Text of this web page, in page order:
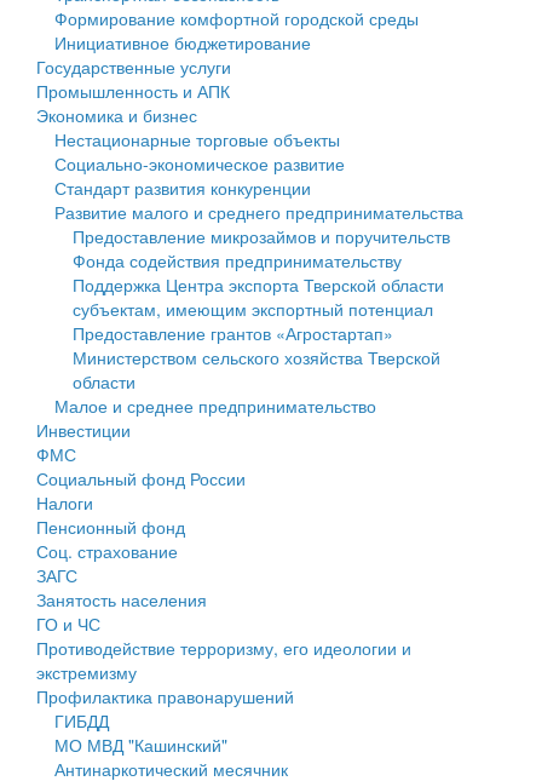
Государственные услуги
Промышленность и АПК
Экономика и бизнес
Символика
Устав
Гостям округа
Туризм
Культура
Образование
Здравоохранение
Социальная защита
Фотоальбом
муниципального округа Тверской области
Администрация Кашинского муниципального округа
Тверской области
Управление сельскими территориями
Открытые данные
Работа с обращениями граждан
Муниципальный контроль
Муниципальные услуги
Проекты административных регламентов
Антимонопольный комплаенс
Противодействие коррупции
Финансовое управление
Бюджет для граждан
Имущество
Выявление правообладателей ранее учтенных
объектов недвижимости
Имущественная поддержка субъектов малого и
среднего предпринимательства
Информационная поддержка субъектов малого и
среднего предпринимательства
Муниципальные программы
Контрольно-счетная палата
Персональные данные
Оценка регулирующего воздействия
Деятельность МУ
Нормативы градостроительного проектирования
Правила землепользования и застройки
Формирование комфортной городской среды
Инициативное бюджетирование
Государственные услуги
Промышленность и АПК
Экономика и бизнес
Нестационарные торговые объекты
Социально-экономическое развитие
Стандарт развития конкуренции
Развитие малого и среднего предпринимательства
Предоставление микрозаймов и поручительств
Фонда содействия предпринимательству
Поддержка Центра экспорта Тверской области
субъектам, имеющим экспортный потенциал
Предоставление грантов «Агростартап»
Министерством сельского хозяйства Тверской
области
Малое и среднее предпринимательство
Инвестиции
ФМС
Социальный фонд России
Налоги
Пенсионный фонд
Соц. страхование
ЗАГС
Занятость населения
ГО и ЧС
Противодействие терроризму, его идеологии и
экстремизму
Профилактика правонарушений
ГИБДД
МО МВД "Кашинский"
Антинаркотический месячник